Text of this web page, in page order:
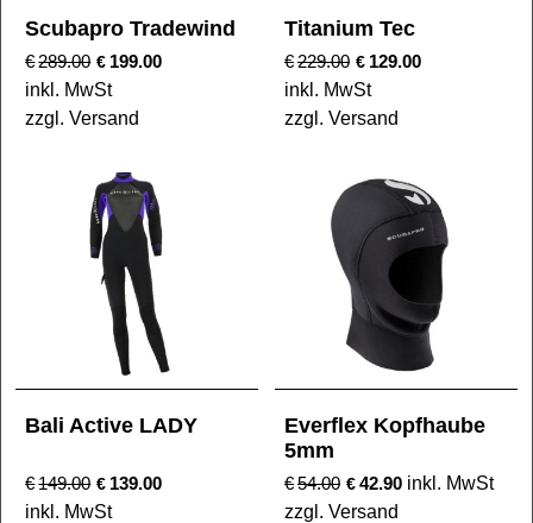
Scubapro Tradewind
€289.00 € 199.00
inkl. MwSt
zzgl. Versand
Titanium Tec
€229.00 € 129.00
inkl. MwSt
zzgl. Versand
Bali Active LADY
€149.00 € 139.00
inkl. MwSt
Everflex Kopfhaube
5mm
€54.00 €42.90 inkl. MwSt
zzgl. Versand